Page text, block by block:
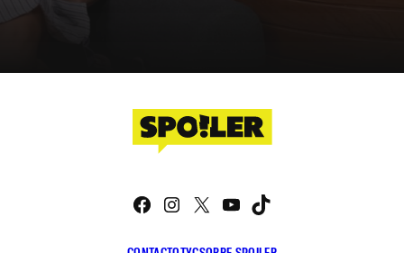
Facebook
Instagram
X YouTube